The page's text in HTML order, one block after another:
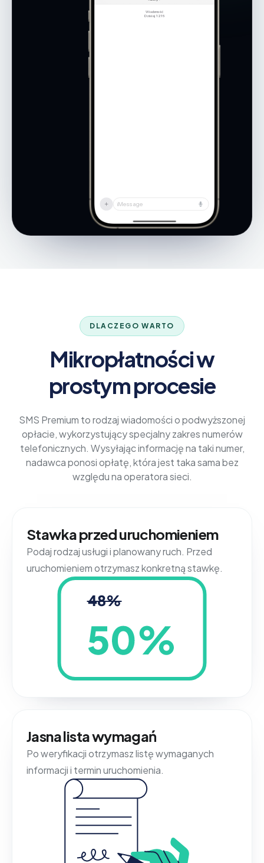
Wiadomość
Dzisiaj, 12:16
iMessage
DLACZEGO WARTO
Mikropłatności w
prostym procesie
SMS Premium to rodzaj wiadomości o podwyższonej
opłacie, wykorzystujący specjalny zakres numerów
telefonicznych. Wysyłając informację na taki numer,
nadawca ponosi opłatę, która jest taka sama bez
względu na operatora sieci.
Stawka przed uruchomieniem
Podaj rodzaj usługi i planowany ruch. Przed
uruchomieniem otrzymasz konkretną stawkę.
Jasna lista wymagań
Po weryfikacji otrzymasz listę wymaganych
informacji i termin uruchomienia.